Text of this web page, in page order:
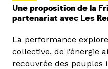
Une proposition de la
partenariat avec Les
La performance
collective, de l’énergie
recouvrée des peuples